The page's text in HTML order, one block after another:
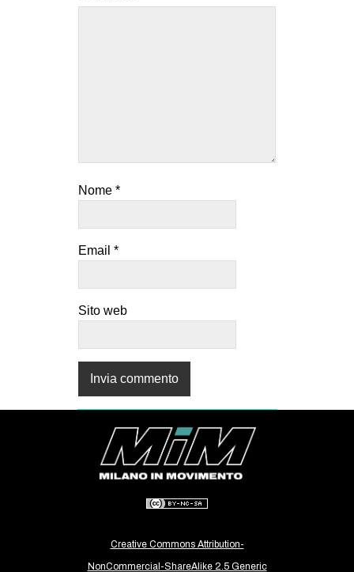
Nome *
Email *
Sito web
Creative Commons Attribution-
NonCommercial-ShareAlike 2.5 Generic